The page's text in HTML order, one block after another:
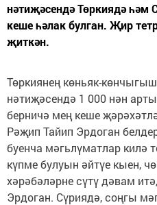
нәтиҗәсендә Төркиядә һәм
кеше һәлак булган. Җир
җиткән.
Төркиянең көньяк-
нәтиҗәсендә 1 000 нән
берничә мең кеше
Рәҗип Тайип Эрдоган
буенча мәгьлүматлар килә
күпме булуын әйтүе кыен,
хәрәбәләрне сүтү дәвам
Эрдоган. Сүриядә, соңгы